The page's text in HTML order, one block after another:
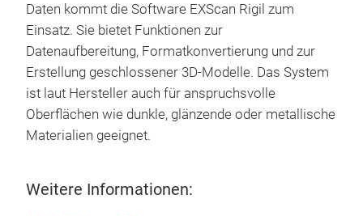
Daten kommt die Software EXScan Rigil zum
Einsatz. Sie bietet Funktionen zur
Datenaufbereitung, Formatkonvertierung und zur
Erstellung geschlossener 3D-Modelle. Das System
ist laut Hersteller auch für anspruchsvolle
Oberflächen wie dunkle, glänzende oder metallische
Materialien geeignet.
Weitere Informationen: